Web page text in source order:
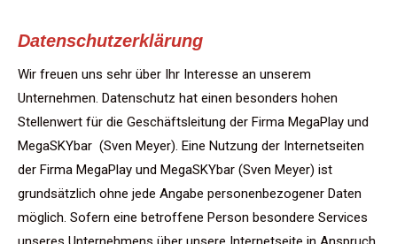
Datenschutzerklärung
Wir freuen uns sehr über Ihr Interesse an unserem
Unternehmen. Datenschutz hat einen besonders hohen
Stellenwert für die Geschäftsleitung der Firma MegaPlay und
MegaSKYbar (Sven Meyer). Eine Nutzung der Internetseiten
der Firma MegaPlay und MegaSKYbar (Sven Meyer) ist
grundsätzlich ohne jede Angabe personenbezogener Daten
möglich. Sofern eine betroffene Person besondere Services